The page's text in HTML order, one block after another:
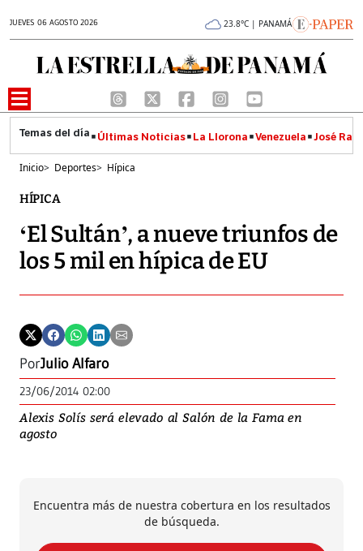
JUEVES 06 AGOSTO 2026 23.8°C | PANAMÁ
Últimas Noticias La Llorona Venezuela José
Inicio> Deportes> Hípica
HÍPICA
‘El Sultán’, a nueve triunfos de
los 5 mil en hípica de EU
PorJulio Alfaro
23/06/2014 02:00
Alexis Solís será elevado al Salón de la Fama en
agosto
Encuentra más de nuestra cobertura en los resultados
de búsqueda.